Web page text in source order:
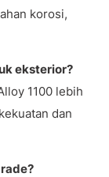
korosi,
eksterior?
1100 lebih
dan